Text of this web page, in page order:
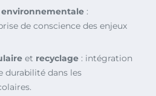
:
de conscience des enjeux
et recyclage : intégration
durabilité dans les